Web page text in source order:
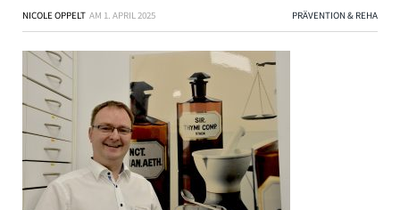
NICOLE OPPELT AM 1. APRIL 2025 PRÄVENTION & REHA